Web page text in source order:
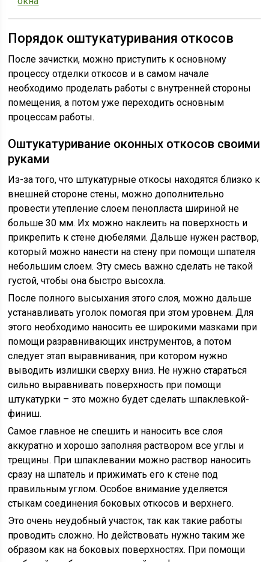
Порядок оштукатуривания откосов
После зачистки, можно приступить к основному
процессу отделки откосов и в самом начале
необходимо проделать работы с внутренней стороны
помещения, а потом уже переходить основным
процессам работы.
Оштукатуривание оконных откосов своими
руками
Из-за того, что штукатурные откосы находятся близко к
внешней стороне стены, можно дополнительно
провести утепление слоем пенопласта шириной не
больше 30 мм. Их можно наклеить на поверхность и
прикрепить к стене дюбелями. Дальше нужен раствор,
который можно нанести на стену при помощи шпателя
небольшим слоем. Эту смесь важно сделать не такой
густой, чтобы она быстро высохла.
После полного высыхания этого слоя, можно дальше
устанавливать уголок помогая при этом уровнем. Для
этого необходимо наносить ее широкими мазками при
помощи разравнивающих инструментов, а потом
следует этап выравнивания, при котором нужно
выводить излишки сверху вниз. Не нужно стараться
сильно выравнивать поверхность при помощи
штукатурки – это можно будет сделать шпаклевкой-
финиш.
Самое главное не спешить и наносить все слоя
аккуратно и хорошо заполняя раствором все углы и
трещины. При шпаклевании можно раствор наносить
сразу на шпатель и прижимать его к стене под
правильным углом. Особое внимание уделяется
стыкам соединения боковых откосов и верхнего.
Это очень неудобный участок, так как такие работы
проводить сложно. Но действовать нужно таким же
образом как на боковых поверхностях. При помощи